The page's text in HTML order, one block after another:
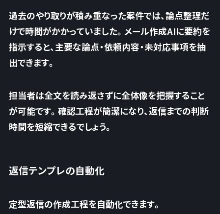
過去のやり取りが積み重なった案件では、論点整理だ
けで時間がかかっていました。メール作成AIに要約を
指示すると、主要な論点・依頼内容・未対応事項を抽
出できます。
担当者は全文を読み返さずに全体像を把握すること
が可能です。確認工程が簡潔になり、返信までの判断
時間を短縮できるでしょう。
返信テンプレの自動化
定型返信の作成工程を自動化できます。